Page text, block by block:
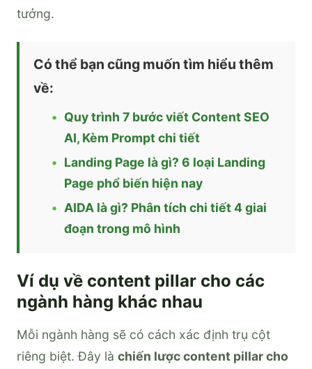
tưởng.
Có thể bạn cũng muốn tìm hiểu thêm
về:
Quy trình 7 bước viết Content SEO
AI, Kèm Prompt chi tiết
Landing Page là gì? 6 loại Landing
Page phổ biến hiện nay
AIDA là gì? Phân tích chi tiết 4 giai
đoạn trong mô hình
Ví dụ về content pillar cho các
ngành hàng khác nhau
Mỗi ngành hàng sẽ có cách xác định trụ cột
riêng biệt. Đây là chiến lược content pillar cho